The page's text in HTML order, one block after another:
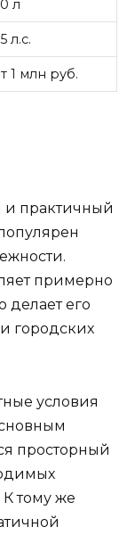
л
л.с.
1 млн руб.
и практичный
примерно
делает его
городских
условия
просторный
тому же